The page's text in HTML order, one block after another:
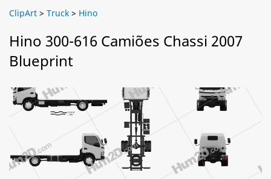
ClipArt > Truck > Hino
Hino 300-616 Camiões Chassi 2007
Blueprint